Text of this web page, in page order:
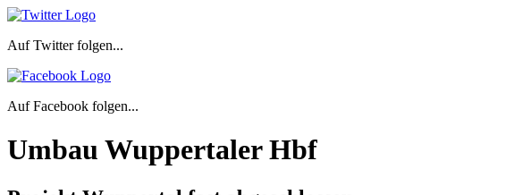
Auf Twitter folgen...
Auf Facebook folgen...
Umbau Wuppertaler Hbf